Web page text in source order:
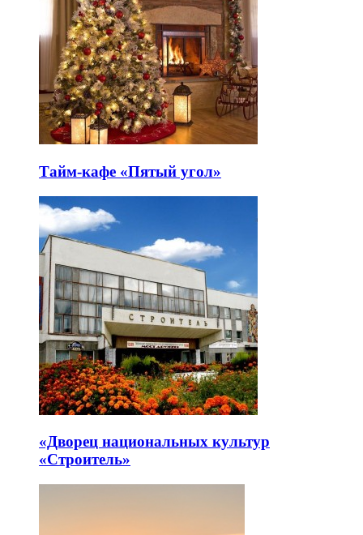
Тайм-кафе «Пятый угол»
«Дворец национальных культур
«Строитель»